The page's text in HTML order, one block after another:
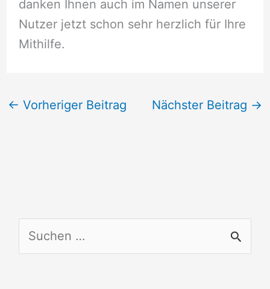
danken Ihnen auch im Namen unserer
Nutzer jetzt schon sehr herzlich für Ihre
Mithilfe.
← Vorheriger Beitrag Nächster Beitrag →
u